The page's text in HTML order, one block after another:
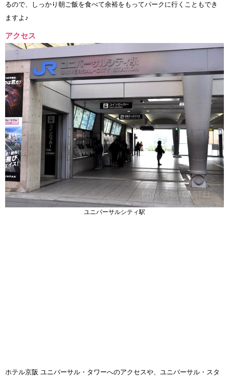
るので、しっかり朝ご飯を食べて余裕をもってパークに行くこともでき
ますよ♪
アクセス
ユニバーサルシティ駅
ホテル京阪 ユニバーサル・タワーへのアクセスや、ユニバーサル・スタ